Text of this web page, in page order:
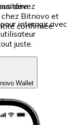
devez
Bitnovo et
confirmée.
interagir avec
juste.
Wallet